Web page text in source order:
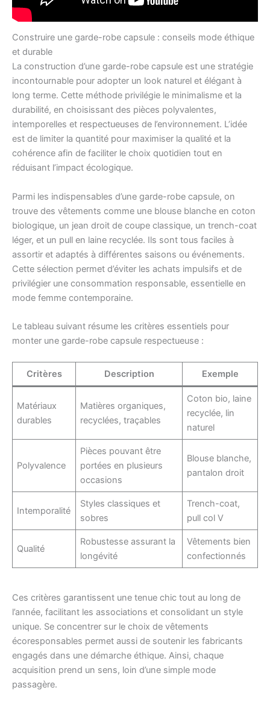
Construire une garde-robe capsule : conseils mode éthique
et durable
La construction d’une garde-robe capsule est une stratégie
incontournable pour adopter un look naturel et élégant à
long terme. Cette méthode privilégie le minimalisme et la
durabilité, en choisissant des pièces polyvalentes,
intemporelles et respectueuses de l’environnement. L’idée
est de limiter la quantité pour maximiser la qualité et la
cohérence afin de faciliter le choix quotidien tout en
réduisant l’impact écologique.
Parmi les indispensables d’une garde-robe capsule, on
trouve des vêtements comme une blouse blanche en coton
biologique, un jean droit de coupe classique, un trench-coat
léger, et un pull en laine recyclée. Ils sont tous faciles à
assortir et adaptés à différentes saisons ou événements.
Cette sélection permet d’éviter les achats impulsifs et de
privilégier une consommation responsable, essentielle en
mode femme contemporaine.
Le tableau suivant résume les critères essentiels pour
monter une garde-robe capsule respectueuse :
Critères Description Exemple
Matériaux
durables
Matières organiques,
recyclées, traçables
Coton bio, laine
recyclée, lin
naturel
Polyvalence
Pièces pouvant être
portées en plusieurs
occasions
Blouse blanche,
pantalon droit
Intemporalité
Styles classiques et
sobres
Trench-coat,
pull col V
Qualité
Robustesse assurant la
longévité
Vêtements bien
confectionnés
Ces critères garantissent une tenue chic tout au long de
l’année, facilitant les associations et consolidant un style
unique. Se concentrer sur le choix de vêtements
écoresponsables permet aussi de soutenir les fabricants
engagés dans une démarche éthique. Ainsi, chaque
acquisition prend un sens, loin d’une simple mode
passagère.